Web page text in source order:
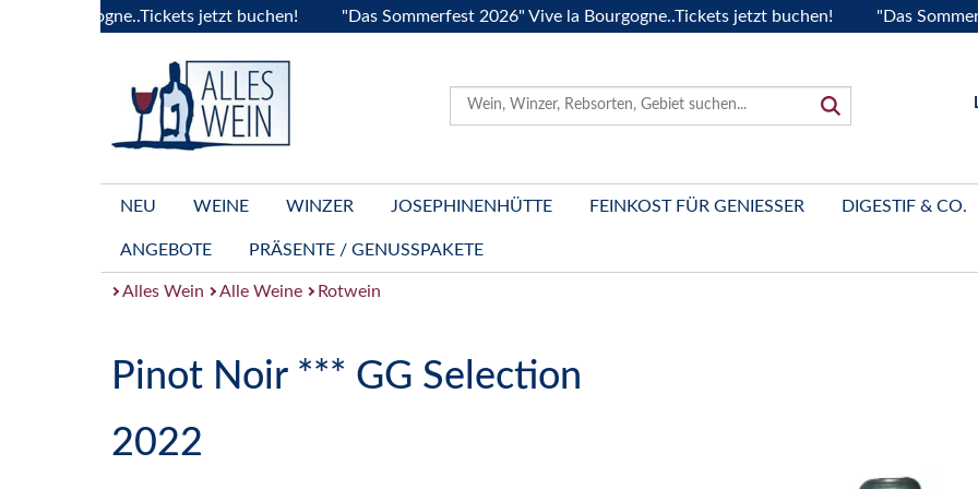
jetzt buchen! "Das Sommerfest 2026" Vive la Bourgogne..Tickets jetzt buchen! "Das
NEU WEINE WINZER JOSEPHINENHÜTTE FEINKOST FÜR GENIESSER DIGESTIF & CO.
ANGEBOTE PRÄSENTE / GENUSSPAKETE
Alles Wein Alle Weine Rotwein
Pinot Noir *** GG Selection
2022